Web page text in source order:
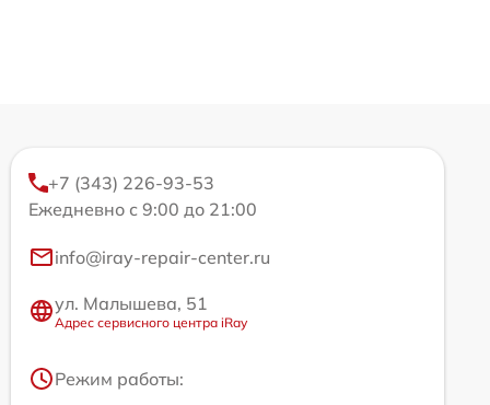
+7 (343) 226-93-53
Ежедневно с 9:00 до 21:00
info@iray-repair-center.ru
ул. Малышева, 51
Адрес сервисного центра iRay
Режим работы: